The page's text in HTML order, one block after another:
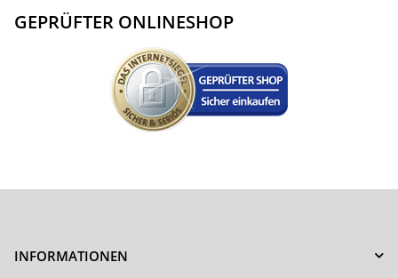
GEPRÜFTER ONLINESHOP
INFORMATIONEN